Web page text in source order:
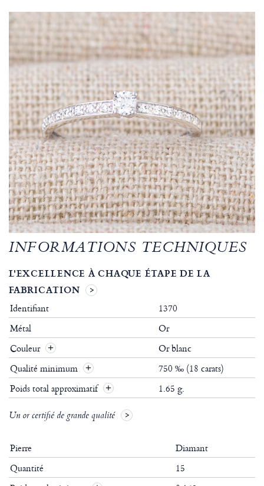
INFORMATIONS TECHNIQUES
L'EXCELLENCE À CHAQUE ÉTAPE DE LA
FABRICATION
Identifiant
1370
Métal
Or
Couleur
Or blanc
Qualité minimum
750 ‰ (18 carats)
Poids total approximatif
1.65 g.
Un or certifié de grande qualité
Pierre
Diamant
Quantité
15